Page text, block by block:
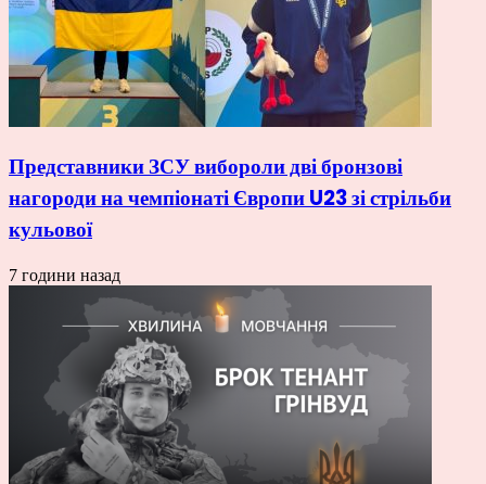
Представники ЗСУ вибороли дві бронзові
нагороди на чемпіонаті Європи U23 зі стрільби
кульової
7 години назад